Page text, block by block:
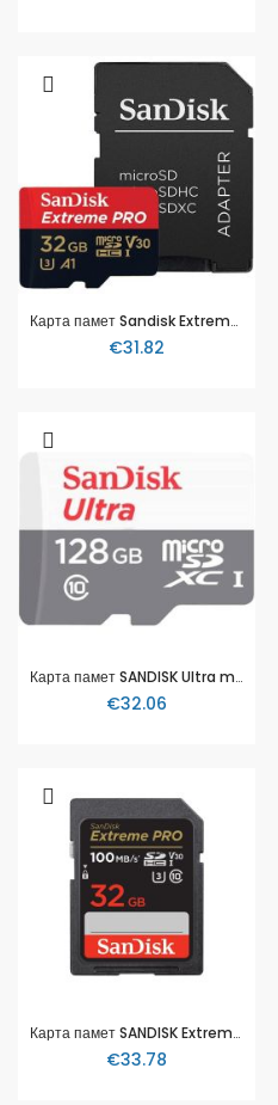
Карта памет Sandisk Extreme® Pro microSDHC Card, 32GB
€31.82
Карта памет SANDISK Ultra microSDXC UHS-I, 128GB, Class 10, 100Mb/s
€32.06
Карта памет SANDISK Extreme PRO SDHC, 32GB
€33.78